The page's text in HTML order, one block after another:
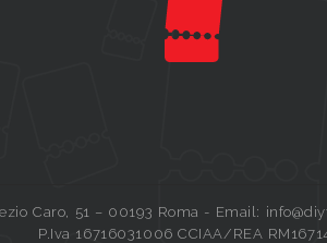
Caro, 51 – 00193 Roma - Email:
P.Iva 16716031006 CCIAA/REA